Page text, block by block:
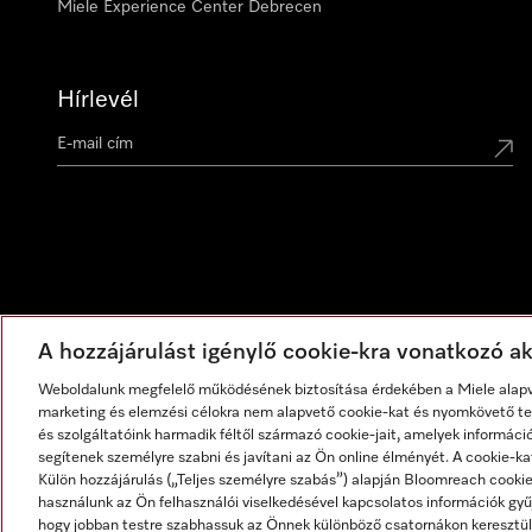
Miele Experience Center Debrecen
Hírlevél
A hozzájárulást igénylő cookie-kra vonatkozó
Weboldalunk megfelelő működésének biztosítása érdekében a Miele
marketing és elemzési célokra nem alapvető cookie-kat és nyomkövető
és szolgáltatóink harmadik féltől származó cookie-jait, amelyek
segítenek személyre szabni és javítani az Ön online élményét. A cookie-
Külön hozzájárulás („Teljes személyre szabás”) alapján Bloomreach
használunk az Ön felhasználói viselkedésével kapcsolatos információk
hogy jobban testre szabhassuk az Önnek különböző csatornákon